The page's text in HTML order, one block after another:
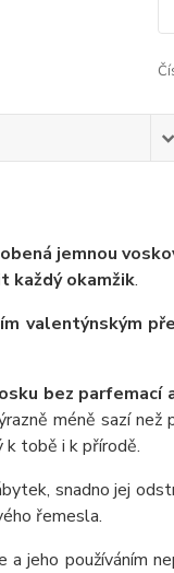
jemnou
každý okamžik.
valentýnským
bez parfemací
méně sazí
k tobě i k přírodě.
snadno jej
řemesla.
jeho používáním